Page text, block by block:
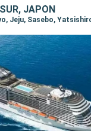
JAPÓN
Jeju, Sasebo,